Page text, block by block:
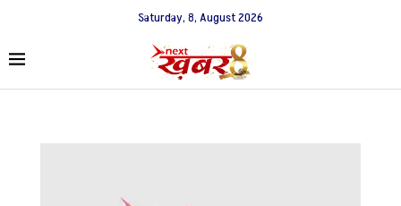
Saturday, 8, August 2026